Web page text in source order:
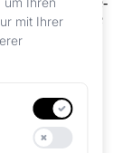
Bauweise
mit Ihrer
der Website